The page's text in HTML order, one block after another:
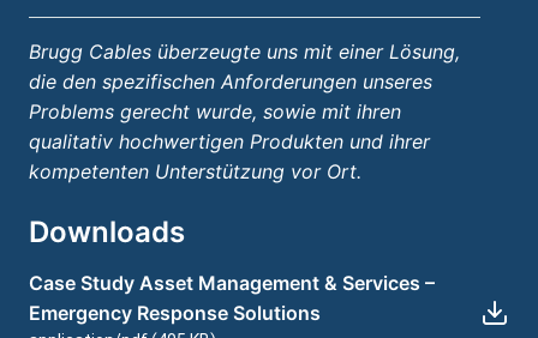
Brugg Cables überzeugte uns mit einer Lösung,
die den spezifischen Anforderungen unseres
Problems gerecht wurde, sowie mit ihren
qualitativ hochwertigen Produkten und ihrer
kompetenten Unterstützung vor Ort.
Downloads
Case Study Asset Management & Services –
Emergency Response Solutions